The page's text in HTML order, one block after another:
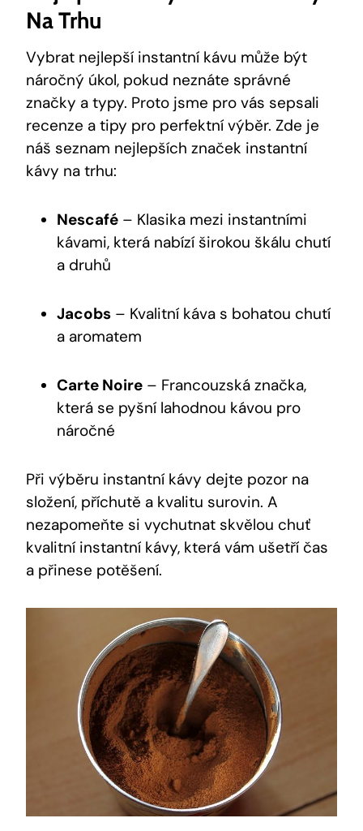
Na Trhu
Vybrat nejlepší instantní kávu může být
náročný úkol, pokud neznáte správné
značky a typy. Proto jsme pro vás sepsali
recenze a tipy pro perfektní výběr. Zde je
náš seznam nejlepších značek instantní
kávy na trhu:
Nescafé – Klasika mezi instantními
kávami, která nabízí širokou škálu chutí
a druhů
Jacobs – Kvalitní káva s bohatou chutí
a aromatem
Carte Noire – Francouzská značka,
která se pyšní lahodnou kávou pro
náročné
Při výběru instantní kávy dejte pozor na
složení, příchutě a kvalitu surovin. A
nezapomeňte si vychutnat skvělou chuť
kvalitní instantní kávy, která vám ušetří čas
a přinese potěšení.